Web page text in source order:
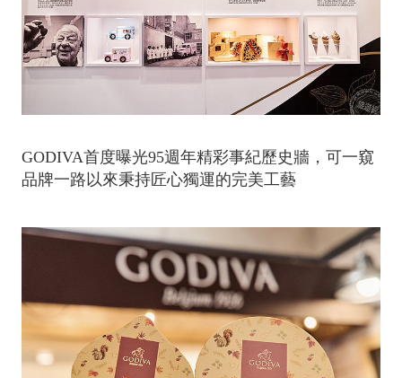
GODIVA首度曝光95週年精彩事紀歷史牆，可一窺
品牌一路以來秉持匠心獨運的完美工藝